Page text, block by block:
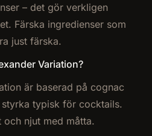
– det gör verkligen
Färska ingredienser som
just färska.
Variation?
är baserad på cognac
typisk för cocktails.
njut med måtta.